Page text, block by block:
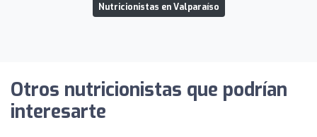
Nutricionistas en Valparaíso
Otros nutricionistas que podrían
interesarte